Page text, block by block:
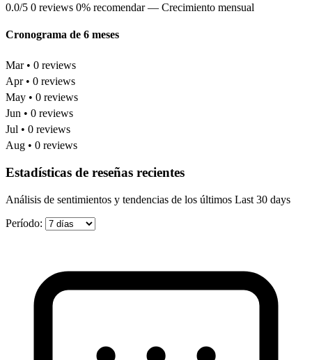
0.0/5 0 reviews 0% recomendar — Crecimiento mensual
Cronograma de 6 meses
Mar • 0 reviews
Apr • 0 reviews
May • 0 reviews
Jun • 0 reviews
Jul • 0 reviews
Aug • 0 reviews
Estadísticas de reseñas recientes
Análisis de sentimientos y tendencias de los últimos Last 30 days
Período: